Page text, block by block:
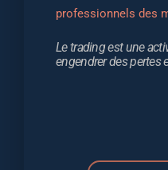
professionnels des
Le trading est une
engendrer des pertes